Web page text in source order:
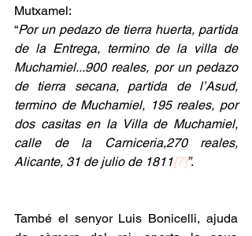
Mutxamel:
“Por un pedazo de tierra huerta, partida
de la Entrega, termino de la villa de
Muchamiel...900 reales, por un pedazo
de tierra secana, partida de l’Asud,
termino de Muchamiel, 195 reales, por
dos casitas en la Villa de Muchamiel,
calle de la Carniceria,270 reales,
Alicante, 31 de julio de 1811[7]”.
També el senyor Luis Bonicelli, ajuda